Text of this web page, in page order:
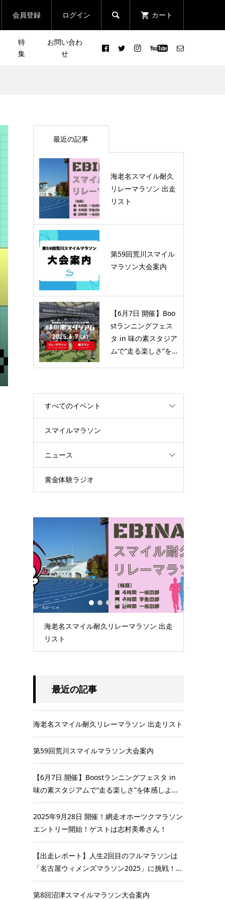
会員登録 ログイン  カート
特
集
お問い合わ
せ
［NEWS］腰越アウトドアス
ポーツFesta!!開催！！
2021.09.17
MIZUNOから新作が登場！
「MIZUNO NEO VISTA（ミ
ズノネオビスタ）」発表会...
2024.05.01
ント「リクエスト登山」
最近の記事
海老名スマイル耐久
リレーマラソン 出走
リスト
第59回荒川スマイル
マラソン大会案内
【6月7日 開催】Boo
stランニングフェス
タ in 味の素スタジア
ムで“走る楽しさ”を...
すべてのイベント
スマイルマラソン
ニュース
黄金体験ラジオ
海老名スマイル耐久リレーマラソン 出走
リスト
1 2 3 4 5
最近の記事
海老名スマイル耐久リレーマラソン 出走リスト
第59回荒川スマイルマラソン大会案内
【6月7日 開催】Boostランニングフェスタ in
味の素スタジアムで“走る楽しさ”を体感しよ...
2025年9月28日 開催！網走オホーツクマラソン
エントリー開始！ゲストは志村美希さん！
【出走レポート】人生2回目のフルマラソンは
「名古屋ウィメンズマラソン2025」に挑戦！...
第8回沼津スマイルマラソン大会案内